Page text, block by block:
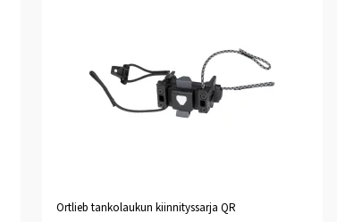
Ortlieb tankolaukun kiinnityssarja QR